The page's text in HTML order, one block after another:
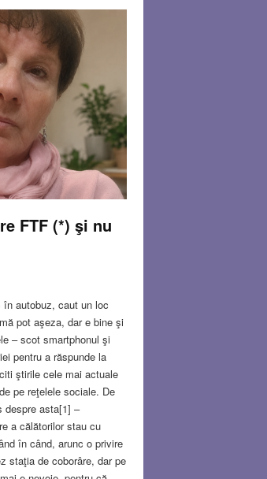
simţeam nevoia
scriam pentru mine, deşi
ar fi fost dacă cele
citite şi din acest motiv
nu pot spune că
Lucrurile s-au
scris prima poezie…
15 COMMENTS
FTF (*) şi nu
autobuz, caut un loc
pot aşeza, dar e bine şi
– scot smartphonul şi
pentru a răspunde la
ştirile cele mai actuale
pe reţelele sociale. De
despre asta[1] –
a călătorilor stau cu
în când, arunc o privire
staţia de coborâre, dar pe